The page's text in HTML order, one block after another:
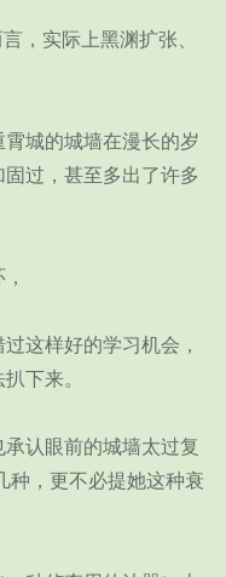
，实际上黑渊扩张、
城的城墙在漫长的岁
过，甚至多出了许多
这样好的学习机会，
下来。
认眼前的城墙太过复
种，更不必提她这种衰